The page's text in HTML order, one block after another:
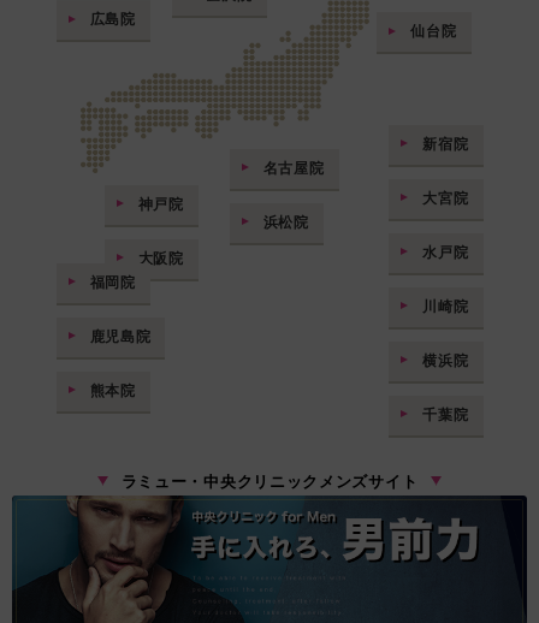
新宿院
大宮院
水戸院
川崎院
横浜院
千葉院
仙台院
名古屋院
浜松院
神戸院
大阪院
広島院
福岡院
鹿児島院
熊本院
ラミュー・中央クリニックメンズサイト